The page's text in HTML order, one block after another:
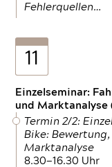
Fehlerquellen…
11
Einzelseminar:
und Marktanalyse
Termin 2/2:
Bike: Bewertung,
Marktanalyse
8.30—16.30 Uhr